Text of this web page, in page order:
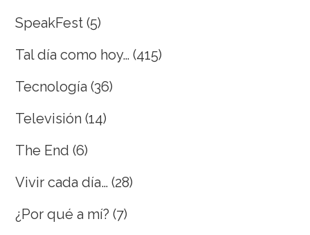
SpeakFest (5)
Tal día como hoy… (415)
Tecnología (36)
Televisión (14)
The End (6)
Vivir cada día… (28)
¿Por qué a mí? (7)